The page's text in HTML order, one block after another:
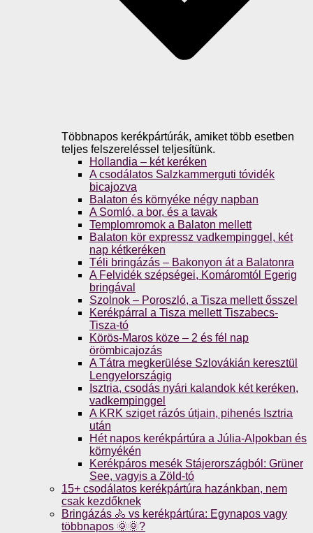
Többnapos kerékpártúrák, amiket több esetben
teljes felszereléssel teljesítünk.
Hollandia – két keréken
A csodálatos Salzkammerguti tóvidék
bicajozva
Balaton és környéke négy napban
A Somló, a bor, és a tavak
Templomromok a Balaton mellett
Balaton kör expressz vadkempinggel, két
nap kétkeréken
Téli bringázás – Bakonyon át a Balatonra
A Felvidék szépségei, Komáromtól Egerig
bringával
Szolnok – Poroszló, a Tisza mellett ősszel
Kerékpárral a Tisza mellett Tiszabecs-
Tisza-tó
Körös-Maros köze – 2 és fél nap
örömbicajozás
A Tátra megkerülése Szlovákián keresztül
Lengyelországig
Isztria, csodás nyári kalandok két keréken,
vadkempinggel
A KRK sziget rázós útjain, pihenés Isztria
után
Hét napos kerékpártúra a Júlia-Alpokban és
környékén
Kerékpáros mesék Stájerországból: Grüner
See, vagyis a Zöld-tó
15+ csodálatos kerékpártúra hazánkban, nem
csak kezdőknek
Bringázás 🚴 vs kerékpártúra: Egynapos vagy
többnapos 🌞🌞?